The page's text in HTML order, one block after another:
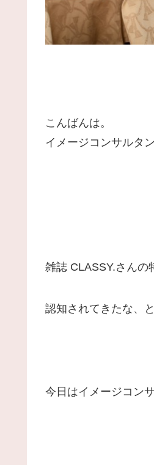
こんばんは。
イメージコンサルタ
雑誌 CLASSY.さんの
認知されてきたな、
今日はイメージコン